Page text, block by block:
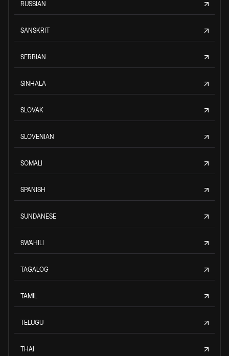
RUSSIAN
SANSKRIT
SERBIAN
SINHALA
SLOVAK
SLOVENIAN
SOMALI
SPANISH
SUNDANESE
SWAHILI
TAGALOG
TAMIL
TELUGU
THAI